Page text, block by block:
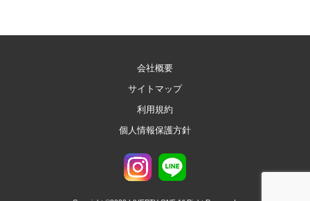
会社概要
サイトマップ
利用規約
個人情報保護方針